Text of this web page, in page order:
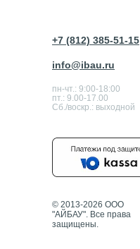
+7 (812) 385-51-15
пн-чт.: 9:00-18:00
пт.: 9.00-17.00
Сб./воскр.: выходной
info@ibau.ru
© 2013-2026 ООО
"АЙБАУ". Все права
защищены.